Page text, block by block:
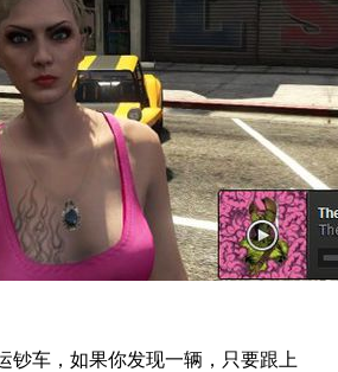
车，如果你发现一辆，只要跟上